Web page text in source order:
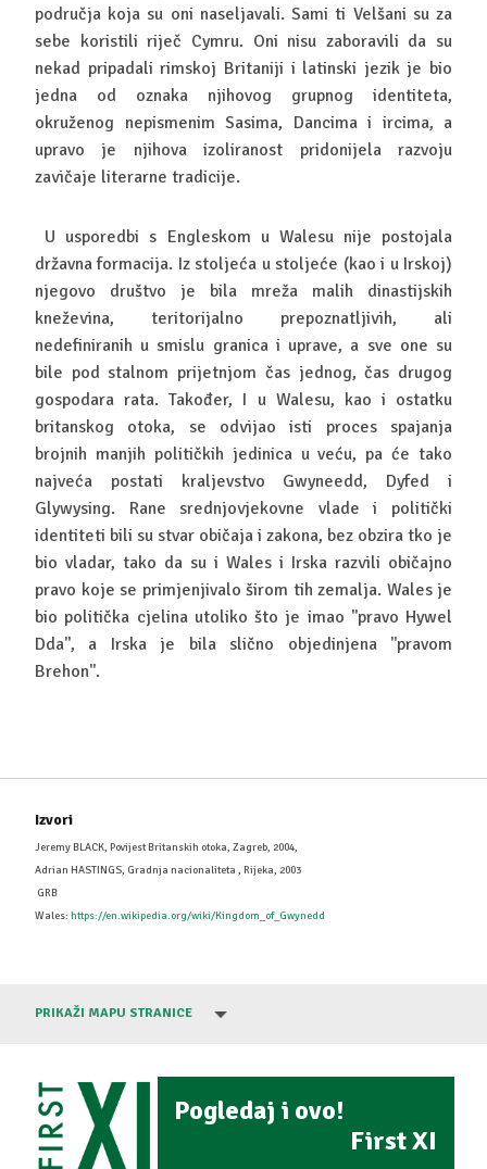
područja koja su oni naseljavali. Sami ti Velšani su za
sebe koristili riječ Cymru. Oni nisu zaboravili da su
nekad pripadali rimskoj Britaniji i latinski jezik je bio
jedna od oznaka njihovog grupnog identiteta,
okruženog nepismenim Sasima, Dancima i ircima, a
upravo je njihova izoliranost pridonijela razvoju
zavičaje literarne tradicije.
U usporedbi s Engleskom u Walesu nije postojala
državna formacija. Iz stoljeća u stoljeće (kao i u Irskoj)
njegovo društvo je bila mreža malih dinastijskih
kneževina, teritorijalno prepoznatljivih, ali
nedefiniranih u smislu granica i uprave, a sve one su
bile pod stalnom prijetnjom čas jednog, čas drugog
gospodara rata. Također, I u Walesu, kao i ostatku
britanskog otoka, se odvijao isti proces spajanja
brojnih manjih političkih jedinica u veću, pa će tako
najveća postati kraljevstvo Gwyneedd, Dyfed i
Glywysing. Rane srednjovjekovne vlade i politički
identiteti bili su stvar običaja i zakona, bez obzira tko je
bio vladar, tako da su i Wales i Irska razvili običajno
pravo koje se primjenjivalo širom tih zemalja. Wales je
bio politička cjelina utoliko što je imao ''pravo Hywel
Dda'', a Irska je bila slično objedinjena ''pravom
Brehon''.
Izvori
Jeremy BLACK, Povijest Britanskih otoka, Zagreb, 2004,
Adrian HASTINGS, Gradnja nacionaliteta , Rijeka, 2003
GRB
Wales: https://en.wikipedia.org/wiki/Kingdom_of_Gwynedd
PRIKAŽI MAPU STRANICE
Pogledaj i ovo!
First XI